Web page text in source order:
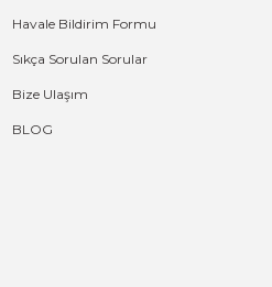
Havale Bildirim Formu
Sıkça Sorulan Sorular
Bize Ulaşım
BLOG